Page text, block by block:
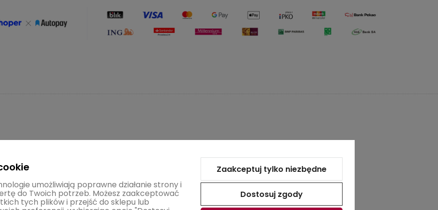
Formy płatności
Czas realizacji zamówienia
INFORMACJE
Polityka prywatności
Pliki cookie
OGRÓD ŁOBZÓW
Kontakt
O Ogrodzie Łobzów
umożliwiają poprawne działanie strony i
do Twoich potrzeb. Możesz zaakceptować
tych plików i przejść do sklepu lub
Zaakceptuj tylko niezbędne
Dostosuj zgody